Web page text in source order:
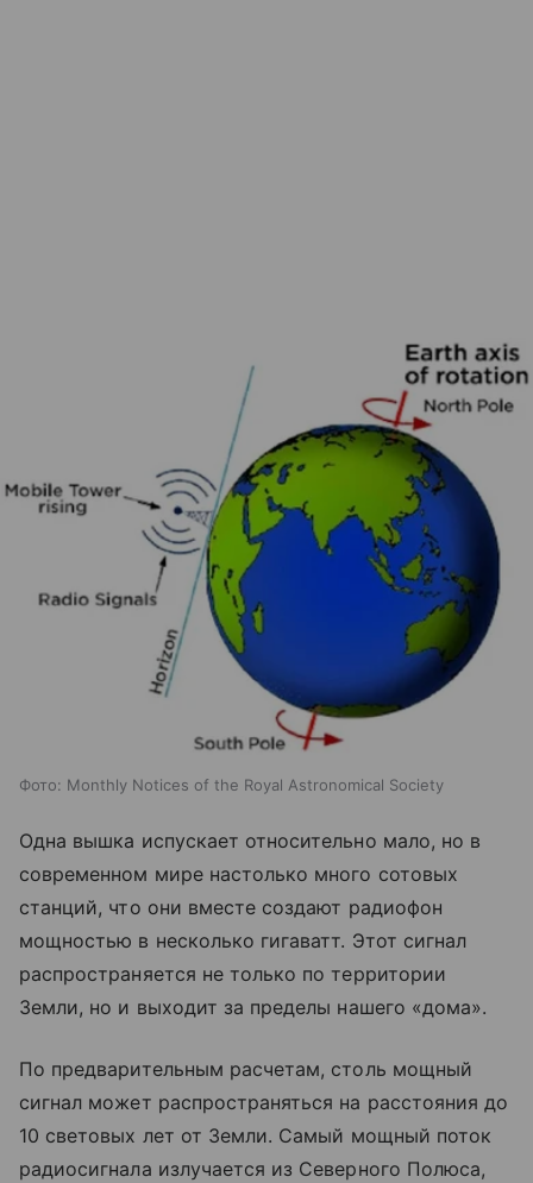
Фото: Monthly Notices of the Royal Astronomical Society
Одна вышка испускает относительно мало, но в
современном мире настолько много сотовых
станций, что они вместе создают радиофон
мощностью в несколько гигаватт. Этот сигнал
распространяется не только по территории
Земли, но и выходит за пределы нашего «дома».
По предварительным расчетам, столь мощный
сигнал может распространяться на расстояния до
10 световых лет от Земли. Самый мощный поток
радиосигнала излучается из Северного Полюса,